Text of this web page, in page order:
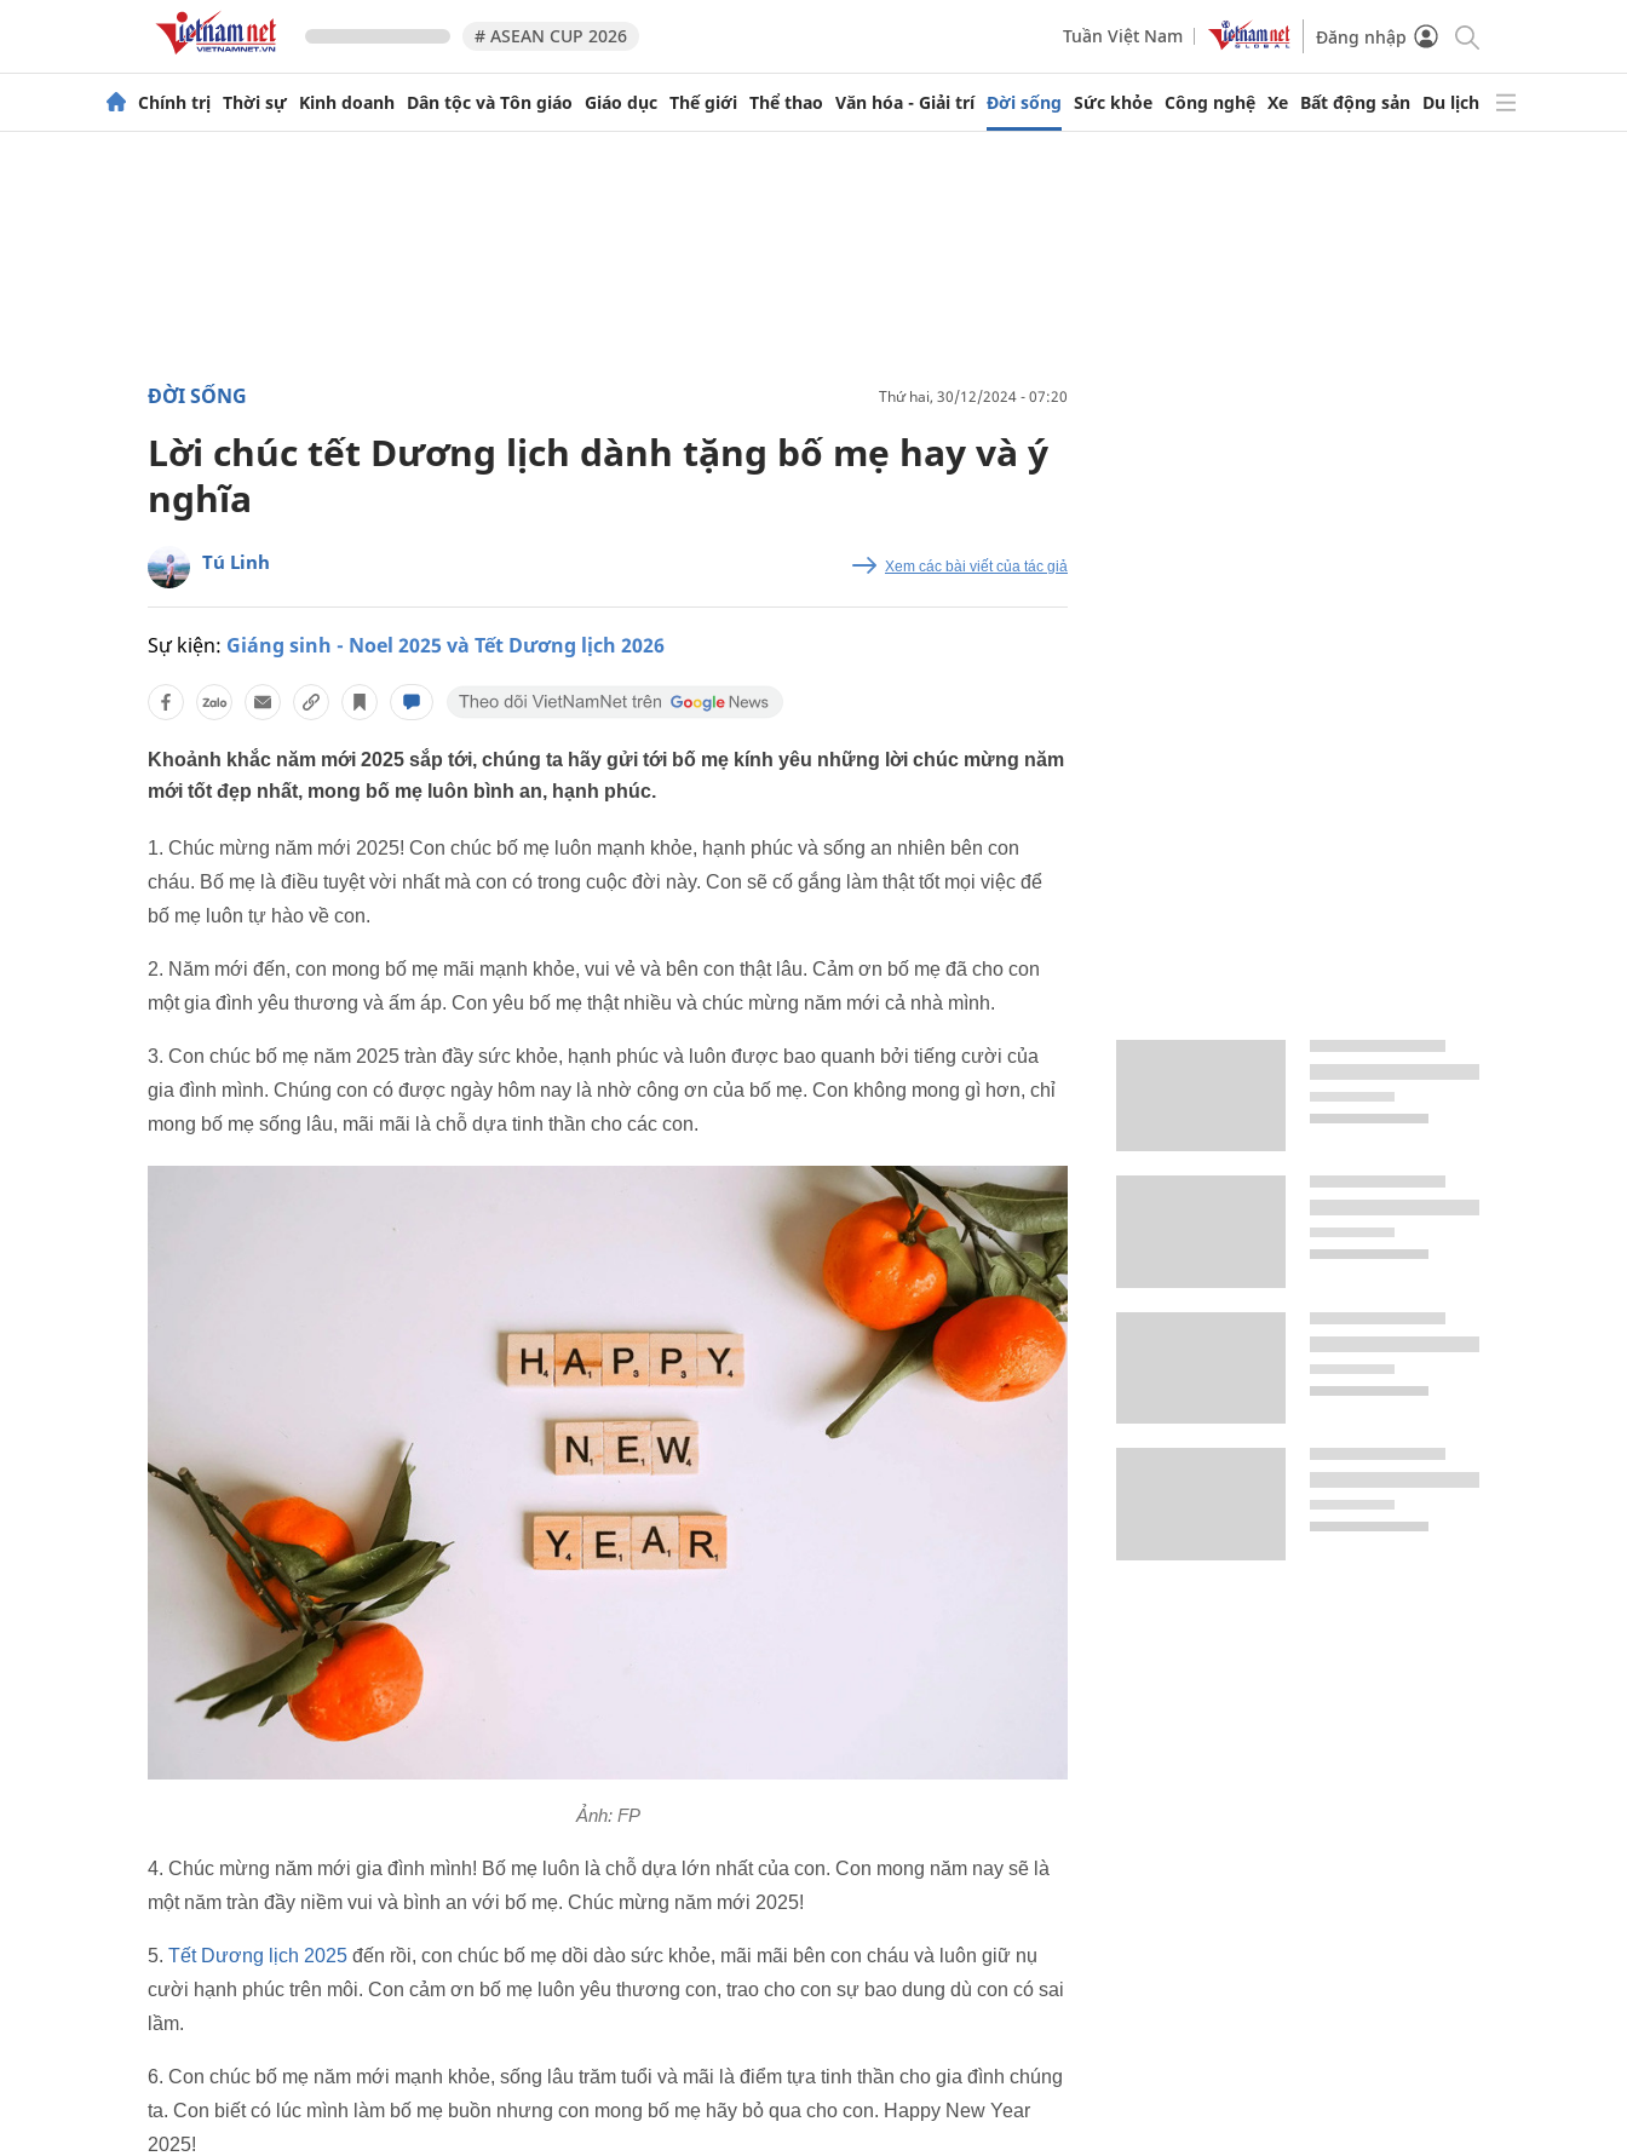
# ASEAN CUP 2026 Tuần Việt Nam Đăng nhập
Chính trị Thời sự Kinh doanh Dân tộc và Tôn giáo Giáo dục Thế giới Thể thao Văn hóa - Giải trí Đời sống Sức khỏe Công nghệ Xe Bất động sản Du lịch
ĐỜI SỐNG thứ hai, 30/12/2024 - 07:20
Lời chúc tết Dương lịch dành tặng bố mẹ hay và ý
nghĩa
Tú Linh Xem các bài viết của tác giả
Sự kiện: Giáng sinh - Noel 2025 và Tết Dương lịch 2026
Khoảnh khắc năm mới 2025 sắp tới, chúng ta hãy gửi tới bố mẹ kính yêu những lời chúc mừng năm
mới tốt đẹp nhất, mong bố mẹ luôn bình an, hạnh phúc.
1. Chúc mừng năm mới 2025! Con chúc bố mẹ luôn mạnh khỏe, hạnh phúc và sống an nhiên bên con
cháu. Bố mẹ là điều tuyệt vời nhất mà con có trong cuộc đời này. Con sẽ cố gắng làm thật tốt mọi việc để
bố mẹ luôn tự hào về con.
2. Năm mới đến, con mong bố mẹ mãi mạnh khỏe, vui vẻ và bên con thật lâu. Cảm ơn bố mẹ đã cho con
một gia đình yêu thương và ấm áp. Con yêu bố mẹ thật nhiều và chúc mừng năm mới cả nhà mình.
3. Con chúc bố mẹ năm 2025 tràn đầy sức khỏe, hạnh phúc và luôn được bao quanh bởi tiếng cười của
gia đình mình. Chúng con có được ngày hôm nay là nhờ công ơn của bố mẹ. Con không mong gì hơn, chỉ
mong bố mẹ sống lâu, mãi mãi là chỗ dựa tinh thần cho các con.
Ảnh: FP
4. Chúc mừng năm mới gia đình mình! Bố mẹ luôn là chỗ dựa lớn nhất của con. Con mong năm nay sẽ là
một năm tràn đầy niềm vui và bình an với bố mẹ. Chúc mừng năm mới 2025!
5. Tết Dương lịch 2025 đến rồi, con chúc bố mẹ dồi dào sức khỏe, mãi mãi bên con cháu và luôn giữ nụ
cười hạnh phúc trên môi. Con cảm ơn bố mẹ luôn yêu thương con, trao cho con sự bao dung dù con có sai
lầm.
6. Con chúc bố mẹ năm mới mạnh khỏe, sống lâu trăm tuổi và mãi là điểm tựa tinh thần cho gia đình chúng
ta. Con biết có lúc mình làm bố mẹ buồn nhưng con mong bố mẹ hãy bỏ qua cho con. Happy New Year
2025!